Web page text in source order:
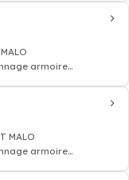
armoire
MALO
armoire